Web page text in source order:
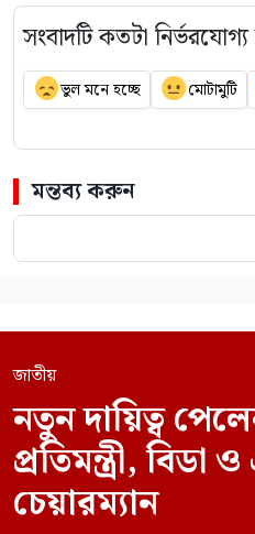
সংবাদটি কতটা
ভুল মনে হচ্ছে মোটামুটি
মন্তব্য করুন
জাতীয়
নতুন দায়িত্ব
প্রতিমন্ত্রী,
চেয়ারম্যান